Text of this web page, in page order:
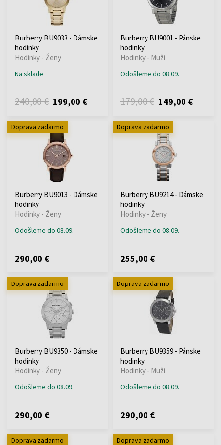
Burberry BU9033 - Dámske
hodinky
Hodinky - Ženy
Na sklade
240,00 € 199,00 €
Burberry BU9001 - Pánske
hodinky
Hodinky - Muži
Odošleme do 08.09.
179,00 € 149,00 €
Doprava zadarmo
Burberry BU9013 - Dámske
hodinky
Hodinky - Ženy
Odošleme do 08.09.
290,00 €
Doprava zadarmo
Burberry BU9214 - Dámske
hodinky
Hodinky - Ženy
Odošleme do 08.09.
255,00 €
Doprava zadarmo
Burberry BU9350 - Dámske
hodinky
Hodinky - Ženy
Odošleme do 08.09.
290,00 €
Doprava zadarmo
Burberry BU9359 - Pánske
hodinky
Hodinky - Muži
Odošleme do 08.09.
290,00 €
Doprava zadarmo Doprava zadarmo